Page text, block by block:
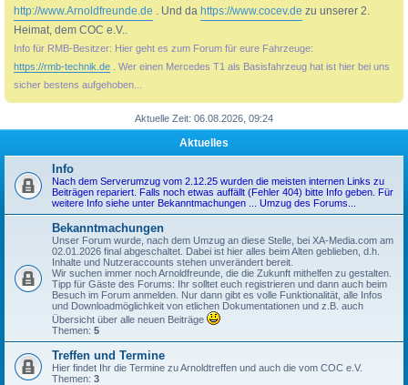
http://www.Arnoldfreunde.de . Und da https://www.cocev.de zu unserer 2.
Heimat, dem COC e.V..
Info für RMB-Besitzer: Hier geht es zum Forum für eure Fahrzeuge:
https://rmb-technik.de . Wer einen Mercedes T1 als Basisfahrzeug hat ist hier bei uns
sicher bestens aufgehoben...
Aktuelle Zeit: 06.08.2026, 09:24
Aktuelles
Info
Nach dem Serverumzug vom 2.12.25 wurden die meisten internen Links zu
Beiträgen repariert. Falls noch etwas auffällt (Fehler 404) bitte Info geben. Für
weitere Info siehe unter Bekanntmachungen ... Umzug des Forums...
Bekanntmachungen
Unser Forum wurde, nach dem Umzug an diese Stelle, bei XA-Media.com am
02.01.2026 final abgeschaltet. Dabei ist hier alles beim Alten geblieben, d.h.
Inhalte und Nutzeraccounts stehen unverändert bereit.
Wir suchen immer noch Arnoldfreunde, die die Zukunft mithelfen zu gestalten.
Tipp für Gäste des Forums: Ihr solltet euch registrieren und dann auch beim
Besuch im Forum anmelden. Nur dann gibt es volle Funktionalität, alle Infos
und Downloadmöglichkeit von etlichen Dokumentationen und z.B. auch
Übersicht über alle neuen Beiträge
Themen: 5
Treffen und Termine
Hier findet Ihr die Termine zu Arnoldtreffen und auch die vom COC e.V.
Themen: 3